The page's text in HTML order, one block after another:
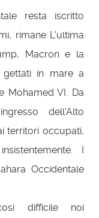
resta iscritto
rimane L'ultima
Macron e la
gettati in mare a
Mohamed VI. Da
dell'Alto
territori occupati,
I
Occidentale
difficile noi